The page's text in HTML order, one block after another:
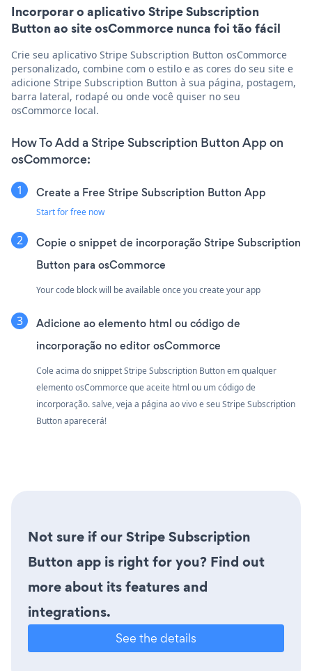
Incorporar o aplicativo Stripe Subscription
Button ao site osCommorce nunca foi tão fácil
Crie seu aplicativo Stripe Subscription Button osCommorce
personalizado, combine com o estilo e as cores do seu site e
adicione Stripe Subscription Button à sua página, postagem,
barra lateral, rodapé ou onde você quiser no seu
osCommorce local.
How To Add a Stripe Subscription Button App on
osCommorce:
Create a Free Stripe Subscription Button App
Start for free now
Copie o snippet de incorporação Stripe Subscription
Button para osCommorce
Your code block will be available once you create your app
Adicione ao elemento html ou código de
incorporação no editor osCommorce
Cole acima do snippet Stripe Subscription Button em qualquer
elemento osCommorce que aceite html ou um código de
incorporação. salve, veja a página ao vivo e seu Stripe Subscription
Button aparecerá!
Not sure if our Stripe Subscription
Button app is right for you? Find out
more about its features and
integrations.
See the details